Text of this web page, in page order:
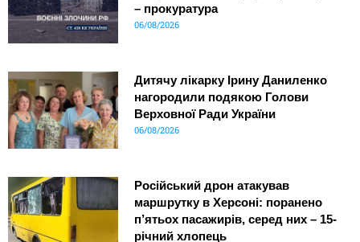
– прокуратура
06/08/2026
Дитячу лікарку Ірину Даниленко
нагородили подякою Голови
Верховної Ради України
06/08/2026
Російський дрон атакував
маршрутку в Херсоні: поранено
п’ятьох пасажирів, серед них – 15-
річний хлопець